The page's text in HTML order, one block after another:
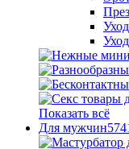
Показать всё
Для мужчин